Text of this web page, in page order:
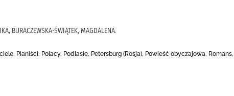
BURACZEWSKA-ŚWIĄTEK, MAGDALENA.
Pianiści, Polacy, Podlasie, Petersburg (Rosja), Powieść obyczajowa, Romans,